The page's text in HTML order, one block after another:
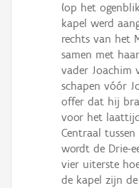
(op het
kapel werd
rechts van het
samen met
vader Joachim
schapen vóór
offer dat hij
voor het
Centraal
wordt de Drie-
vier uiterste
de kapel zijn